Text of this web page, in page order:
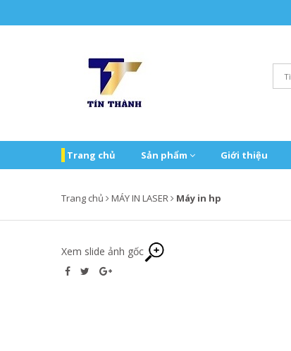
Trang chủ Sản phẩm Giới thiệu
Trang chủ MÁY IN LASER Máy in hp
Xem slide ảnh gốc